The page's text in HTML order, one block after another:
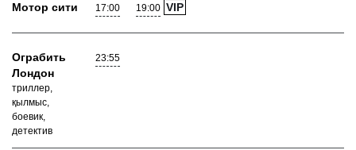
Мотор сити 17:00 19:00 VIP
Ограбить
Лондон
триллер,
қылмыс,
боевик,
детектив
23:55